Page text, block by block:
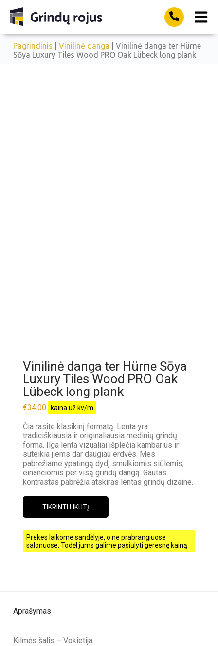
Pagrindinis Vinilinė danga | Vinilinė danga ter Hürne
Sōya Luxury Tiles Wood PRO Oak Lübeck long plank
Vinilinė danga ter Hürne Sōya
Luxury Tiles Wood PRO Oak
Lübeck long plank
€34.00 kaina už kv/m
Čia rasite klasikinį formatą. Lenta yra
tradiciškiausia ir originaliausia medinių grindų
forma. Ilga lenta vizualiai išplečia kambarius ir
suteikia jiems dar daugiau erdvės. Mes
pabrėžiame ypatingą dydį smulkiomis siūlėmis,
einančiomis per visą grindų dangą. Gautas
kontrastas pabrėžia atskiras lentas grindų dizaine.
TIKRINTI LIKUTĮ
Prekes laikome sandėlyje, o ne prabrangiuose
salonuose. Todėl jums galime pasiūlyti geresnę kainą.
Aprašymas
Kilmės šalis – Vokietija